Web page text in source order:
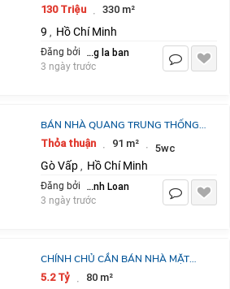
DỰ ÁN GLWLBOCITY ĐƯỜNG ĐỖ
XUÂN HỢP TP THỦ ĐỨC.
LH:0903464999.
130 Triệu · 330 m²
9 , Hồ Chí Minh
Đăng bởi dang la ban
3 ngày trước
BÁN NHÀ QUANG TRUNG THỐNG
NHẤT, NỞ HẬU 91M2, ĐÚC 4 TẦNG,
4 PHÒNG NGỦ , GIÁ 8.5 TỶ THƯƠNG
LƯỢNG -
Thỏa thuận · 91 m² · 5wc
Gò Vấp , Hồ Chí Minh
Đăng bởi Võ Thanh Loan
3 ngày trước
CHÍNH CHỦ CẦN BÁN NHÀ MẶT
TIỀN 80M² TÂN XUÂN, SHR , 5.2 TỶ.
5.2 Tỷ · 80 m²